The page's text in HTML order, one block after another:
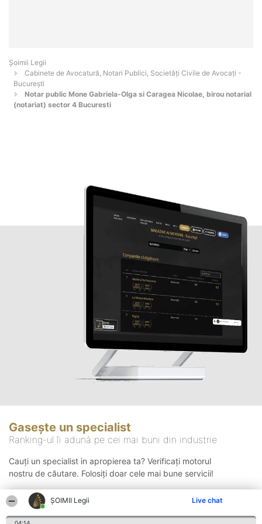
ȘOIMII Legii Live chat
Șoimii Legii
Cabinete de Avocatură, Notari Publici, Societăți Civile de Avocați -
Bucureşti
Notar public Mone Gabriela-Olga si Caragea Nicolae, birou notarial
(notariat) sector 4 Bucuresti
Gasește un specialist
Ranking-ul îi adună pe cei mai buni din industrie
Cauți un specialist in apropierea ta? Verificați motorul
nostru de căutare. Folosiți doar cele mai bune servicii!